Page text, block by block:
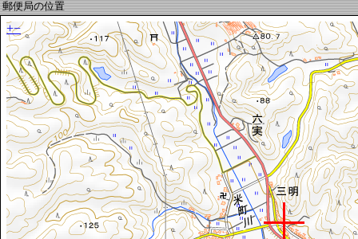
郵便局の位置